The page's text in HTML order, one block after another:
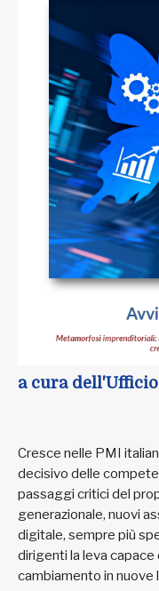
a cura
Cresce nelle PMI
decisivo delle
passaggi critici del
generazionale, nuovi
digitale, sempre più
dirigenti la leva
cambiamento in